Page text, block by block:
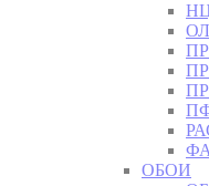
ОБОИ